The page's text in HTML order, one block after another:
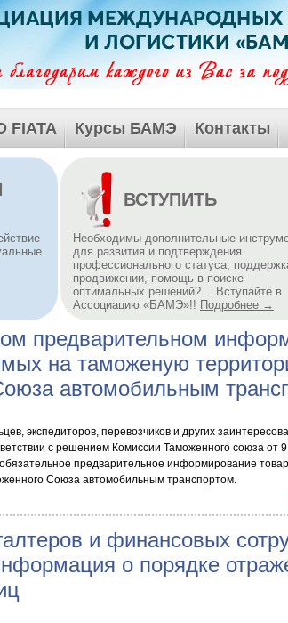
FIATA Курсы БАМЭ Контакты
ВСТУПИТЬ
Необходимы дополнительные
для развития и подтверждения
профессионального статуса,
продвижении, помощь в поиске
оптимальных решений?… Вступайте в
Ассоциацию «БАМЭ»!! Подробнее →
предварительном
на таможеную
автомобильным
экспедиторов, перевозчиков и других
с решением Комиссии Таможенного союза от
предварительное информирование
Союза автомобильным транспортом.
и финансовых
о порядке